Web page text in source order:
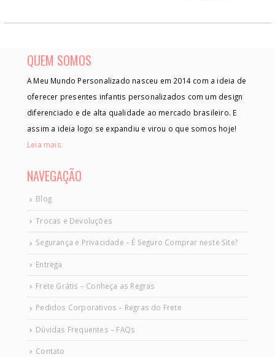
QUEM SOMOS
A Meu Mundo Personalizado nasceu em 2014 com a ideia de
oferecer presentes infantis personalizados com um design
diferenciado e de alta qualidade ao mercado brasileiro. E
assim a ideia logo se expandiu e virou o que somos hoje!
Leia mais.
NAVEGAÇÃO
Blog
Trocas e Devoluções
Segurança e Privacidade – É Seguro Comprar neste Site?
Entrega
Frete Grátis – Conheça as Regras
Pedidos Corporativos – Regras do Frete
Dúvidas Frequentes – FAQs
Contato